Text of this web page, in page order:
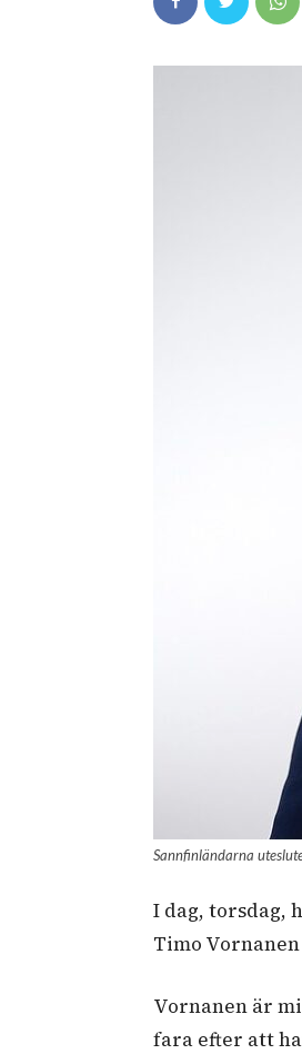
Sannfinländarna
I dag, torsdag,
Timo
Vornanen är
fara efter att